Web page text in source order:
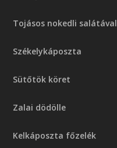
Tojásos nokedli salátával
Székelykáposzta
Sütőtök köret
Zalai dödölle
Kelkáposzta főzelék